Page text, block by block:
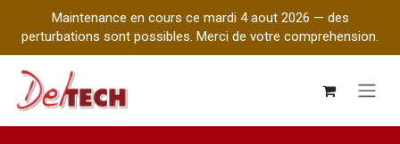
Maintenance en cours ce mardi 4 aout 2026 — des
perturbations sont possibles. Merci de votre comprehension.